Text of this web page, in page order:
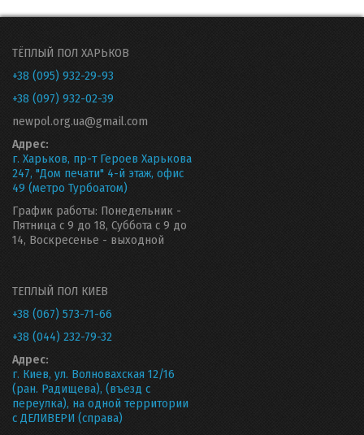
ТЁПЛЫЙ ПОЛ ХАРЬКОВ
+38 (095) 932-29-93
+38 (097) 932-02-39
newpol.org.ua@gmail.com
Адрес:
г. Харьков, пр-т Героев Харькова
247, "Дом печати" 4-й этаж, офис
49 (метро Турбоатом)
График работы: Понедельник -
Пятница с 9 до 18, Суббота с 9 до
14, Воскресенье - выходной
ТЕПЛЫЙ ПОЛ КИЕВ
+38 (067) 573-71-66
+38 (044) 232-79-32
Адрес:
г. Киев, ул. Волновахская 12/16
(ран. Радищева), (въезд с
переулка), на одной территории
с ДЕЛИВЕРИ (справа)